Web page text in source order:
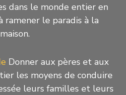
dans le monde entier en
ramener le paradis à la
maison.
Donner aux pères et aux
les moyens de conduire
leurs familles et leurs